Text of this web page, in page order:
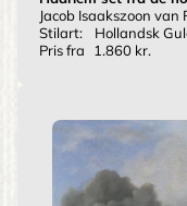
Jacob Isaakszoon van
Stilart:
Hollandsk
Pris fra
1.860 kr.